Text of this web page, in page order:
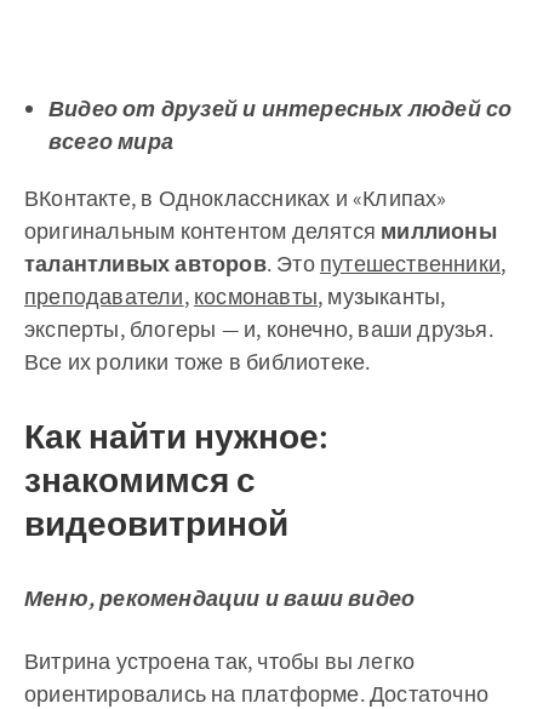
Видео от друзей и интересных людей со
всего мира
ВКонтакте, в Одноклассниках и «Клипах»
оригинальным контентом делятся миллионы
талантливых авторов. Это путешественники,
преподаватели, космонавты, музыканты,
эксперты, блогеры — и, конечно, ваши друзья.
Все их ролики тоже в библиотеке.
Как найти нужное:
знакомимся с
видеовитриной
Меню, рекомендации и ваши видео
Витрина устроена так, чтобы вы легко
ориентировались на платформе. Достаточно